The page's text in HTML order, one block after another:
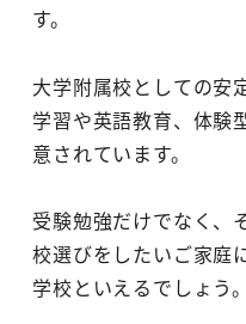
す。
大学附属校としての安
学習や英語教育、体験
意されています。
受験勉強だけでなく、
校選びをしたいご家庭
学校といえるでしょう。